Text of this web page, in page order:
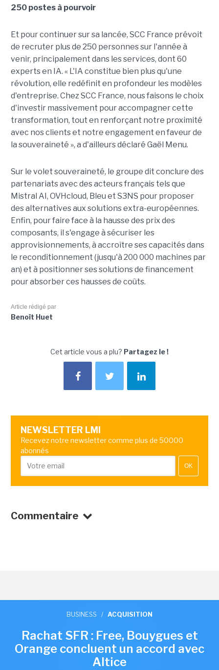
250 postes à pourvoir
Et pour continuer sur sa lancée, SCC France prévoit
de recruter plus de 250 personnes sur l'année à
venir, principalement dans les services, dont 60
experts en IA. « L'IA constitue bien plus qu'une
révolution, elle redéfinit en profondeur les modèles
d'entreprise. Chez SCC France, nous faisons le choix
d'investir massivement pour accompagner cette
transformation, tout en renforçant notre proximité
avec nos clients et notre engagement en faveur de
la souveraineté », a d'ailleurs déclaré Gaël Menu.
Sur le volet souveraineté, le groupe dit conclure des
partenariats avec des acteurs français tels que
Mistral AI, OVHcloud, Bleu et S3NS pour proposer
des alternatives aux solutions extra-européennes.
Enfin, pour faire face à la hausse des prix des
composants, il s'engage à sécuriser les
approvisionnements, à accroître ses capacités dans
le reconditionnement (jusqu'à 200 000 machines par
an) et à positionner ses solutions de financement
pour absorber ces hausses de coûts.
Article rédigé par
Benoît Huet
Cet article vous a plu? Partagez le !
NEWSLETTER LMI
Recevez notre newsletter comme plus de 50000
abonnés
OK
Commentaire
BUSINESS / ACQUISITION
Rachat SFR : Free, Bouygues et
Orange concluent un accord avec
Altice